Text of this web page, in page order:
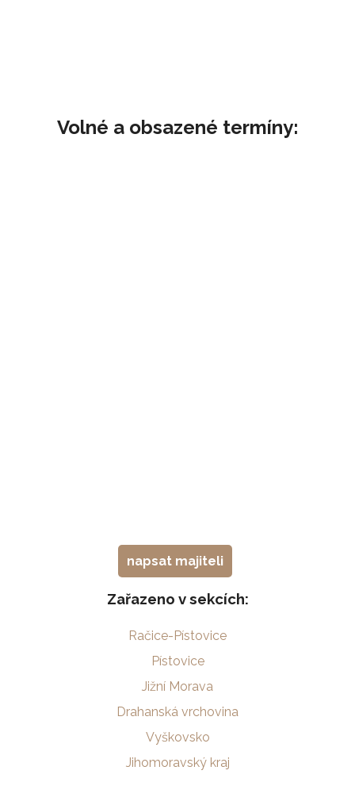
Volné a obsazené termíny:
napsat majiteli
Zařazeno v sekcích:
Račice-Pístovice
Pístovice
Jižní Morava
Drahanská vrchovina
Vyškovsko
Jihomoravský kraj